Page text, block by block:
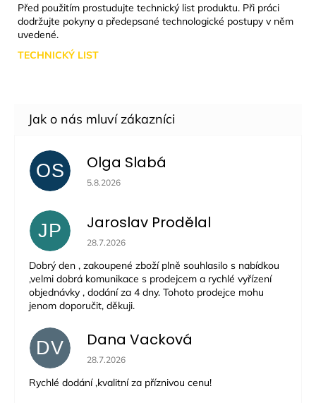
Před použitím prostudujte technický list produktu. Při práci
dodržujte pokyny a předepsané technologické postupy v něm
uvedené.
TECHNICKÝ LIST
OS Olga Slabá
Hodnocení obchodu je 5 z 5 hvězdiček.
5.8.2026
JP Jaroslav Prodělal
Hodnocení obchodu je 5 z 5 hvězdiček.
28.7.2026
Dobrý den , zakoupené zboží plně souhlasilo s nabídkou
,velmi dobrá komunikace s prodejcem a rychlé vyřízení
objednávky , dodání za 4 dny. Tohoto prodejce mohu
jenom doporučit, děkuji.
DV Dana Vacková
Hodnocení obchodu je 5 z 5 hvězdiček.
28.7.2026
Rychlé dodání ,kvalitní za příznivou cenu!